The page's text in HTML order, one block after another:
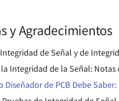
y Agradecimientos
de Señal y de
Integridad de la Señal: Notas
Diseñador de PCB Debe